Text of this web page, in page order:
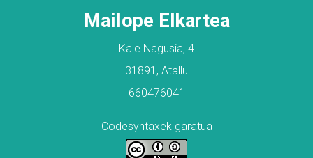
Mailope Elkartea
Kale Nagusia, 4
31891, Atallu
660476041
Codesyntaxek garatua